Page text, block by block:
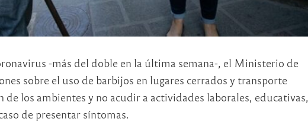
-más del doble en la última semana-, el Ministerio de
sobre el uso de barbijos en lugares cerrados y transporte
los ambientes y no acudir a actividades laborales, educativas,
de presentar síntomas.